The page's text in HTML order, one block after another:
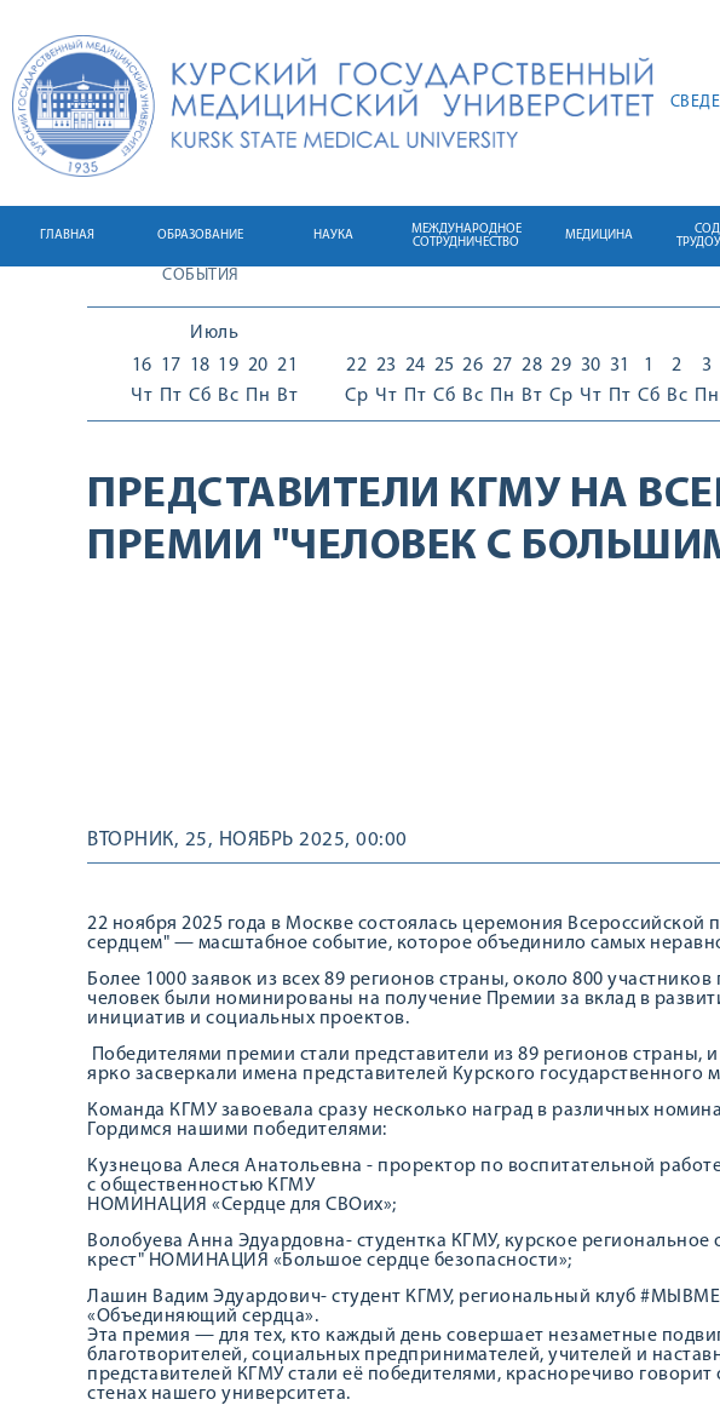
ГЛАВНАЯ ОБРАЗОВАНИЕ НАУКА
МЕЖДУНАРОДНОЕ
СОТРУДНИЧЕСТВО
МЕДИЦИНА
СОБЫТИЯ
Июль
16
Чт
17
Пт
18
Сб
19
Вс
20
Пн
21
Вт
22
Ср
23
Чт
24
Пт
25
Сб
26
Вс
27
Пн
28
Вт
29
Ср
30
Чт
31
Пт
1
Сб
2
Вс
3
Пн
ПРЕДСТАВИТЕЛИ КГМУ НА
ПРЕМИИ "ЧЕЛОВЕК С
ВТОРНИК, 25, НОЯБРЬ 2025, 00:00
22 ноября 2025 года в Москве состоялась церемония
сердцем" — масштабное событие, которое объединило самых
Более 1000 заявок из всех 89 регионов страны, около 800
человек были номинированы на получение Премии за вклад в
инициатив и социальных проектов.
Победителями премии стали представители из 89 регионов страны,
ярко засверкали имена представителей Курского государственного
Команда КГМУ завоевала сразу несколько наград в различных
Гордимся нашими победителями:
Кузнецова Алеся Анатольевна - проректор по воспитательной
с общественностью КГМУ
НОМИНАЦИЯ «Сердце для СВОих»;
Волобуева Анна Эдуардовна- студентка КГМУ, курское
крест" НОМИНАЦИЯ «Большое сердце безопасности»;
Лашин Вадим Эдуардович- студент КГМУ, региональный клуб
«Объединяющий сердца».
Эта премия — для тех, кто каждый день совершает незаметные
благотворителей, социальных предпринимателей, учителей и
представителей КГМУ стали её победителями, красноречиво
стенах нашего университета.